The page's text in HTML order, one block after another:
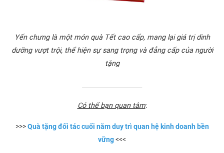
Yến chưng là một món quà Tết cao cấp, mang lại giá trị dinh
dưỡng vượt trội, thể hiện sự sang trọng và đẳng cấp của người
tặng
Có thể bạn quan tâm:
>>>Quà tặng đối tác cuối năm duy trì quan hệ kinh doanh bền
vững<<<